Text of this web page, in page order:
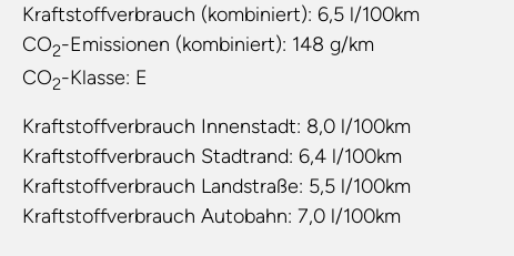
Kraftstoffverbrauch (kombiniert): 6,5 l/100km
CO2-Emissionen (kombiniert): 148 g/km
CO2-Klasse: E
Kraftstoffverbrauch Innenstadt: 8,0 l/100km
Kraftstoffverbrauch Stadtrand: 6,4 l/100km
Kraftstoffverbrauch Landstraße: 5,5 l/100km
Kraftstoffverbrauch Autobahn: 7,0 l/100km